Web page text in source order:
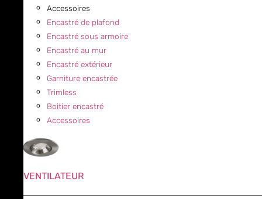
Accessoires
Encastré de plafond
Encastré sous armoire
Encastré au mur
Encastré extérieur
Garniture encastrée
Trimless
Boitier encastré
Accessoires
VENTILATEUR